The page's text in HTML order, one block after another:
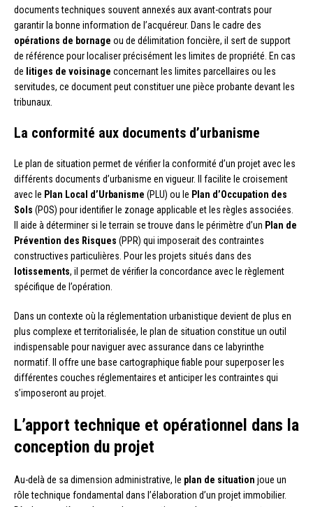
documents techniques souvent annexés aux avant-contrats pour
garantir la bonne information de l’acquéreur. Dans le cadre des
opérations de bornage ou de délimitation foncière, il sert de support
de référence pour localiser précisément les limites de propriété. En cas
de litiges de voisinage concernant les limites parcellaires ou les
servitudes, ce document peut constituer une pièce probante devant les
tribunaux.
La conformité aux documents d’urbanisme
Le plan de situation permet de vérifier la conformité d’un projet avec les
différents documents d’urbanisme en vigueur. Il facilite le croisement
avec le Plan Local d’Urbanisme (PLU) ou le Plan d’Occupation des
Sols (POS) pour identifier le zonage applicable et les règles associées.
Il aide à déterminer si le terrain se trouve dans le périmètre d’un Plan de
Prévention des Risques (PPR) qui imposerait des contraintes
constructives particulières. Pour les projets situés dans des
lotissements, il permet de vérifier la concordance avec le règlement
spécifique de l’opération.
Dans un contexte où la réglementation urbanistique devient de plus en
plus complexe et territorialisée, le plan de situation constitue un outil
indispensable pour naviguer avec assurance dans ce labyrinthe
normatif. Il offre une base cartographique fiable pour superposer les
différentes couches réglementaires et anticiper les contraintes qui
s’imposeront au projet.
L’apport technique et opérationnel dans la
conception du projet
Au-delà de sa dimension administrative, le plan de situation joue un
rôle technique fondamental dans l’élaboration d’un projet immobilier.